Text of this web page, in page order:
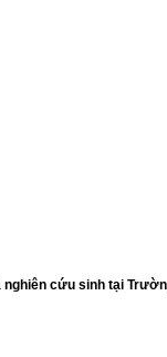
cứu sinh tại